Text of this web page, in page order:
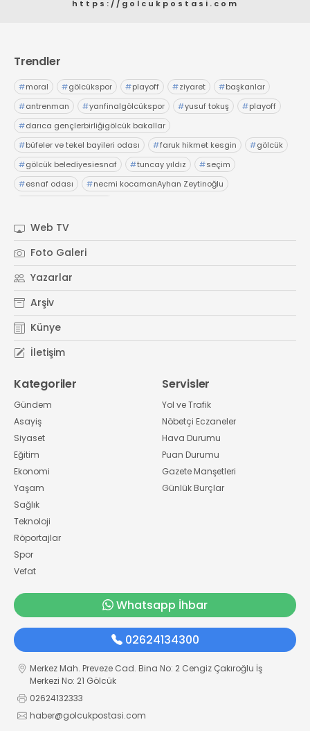
https://golcukpostasi.com
Trendler
#moral #gölcükspor #playoff #ziyaret #başkanlar
#antrenman #yarıfinalgölcükspor #yusuf tokuş #playoff
#darıca gençlerbirliğigölcük bakallar
#büfeler ve tekel bayileri odası #faruk hikmet kesgin #gölcük
#gölcük belediyesiesnaf #tuncay yıldız #seçim
#esnaf odası #necmi kocamanAyhan Zeytinoğlu
Web TV
Foto Galeri
Yazarlar
Arşiv
Künye
İletişim
Kategoriler
Gündem
Asayiş
Siyaset
Eğitim
Ekonomi
Yaşam
Sağlık
Teknoloji
Röportajlar
Spor
Vefat
Servisler
Yol ve Trafik
Nöbetçi Eczaneler
Hava Durumu
Puan Durumu
Gazete Manşetleri
Günlük Burçlar
Whatsapp İhbar
02624134300
Merkez Mah. Preveze Cad. Bina No: 2 Cengiz Çakıroğlu İş
Merkezi No: 21 Gölcük
02624132333
haber@golcukpostasi.com